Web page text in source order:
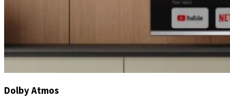
Dolby Atmos